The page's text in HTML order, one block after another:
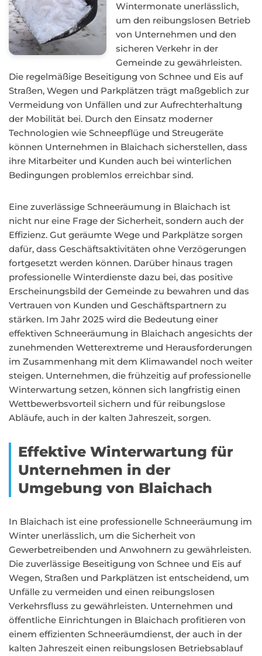
Wintermonate unerlässlich,
um den reibungslosen Betrieb
von Unternehmen und den
sicheren Verkehr in der
Gemeinde zu gewährleisten.
Die regelmäßige Beseitigung von Schnee und Eis auf
Straßen, Wegen und Parkplätzen trägt maßgeblich zur
Vermeidung von Unfällen und zur Aufrechterhaltung
der Mobilität bei. Durch den Einsatz moderner
Technologien wie Schneepflüge und Streugeräte
können Unternehmen in Blaichach sicherstellen, dass
ihre Mitarbeiter und Kunden auch bei winterlichen
Bedingungen problemlos erreichbar sind.
Eine zuverlässige Schneeräumung in Blaichach ist
nicht nur eine Frage der Sicherheit, sondern auch der
Effizienz. Gut geräumte Wege und Parkplätze sorgen
dafür, dass Geschäftsaktivitäten ohne Verzögerungen
fortgesetzt werden können. Darüber hinaus tragen
professionelle Winterdienste dazu bei, das positive
Erscheinungsbild der Gemeinde zu bewahren und das
Vertrauen von Kunden und Geschäftspartnern zu
stärken. Im Jahr 2025 wird die Bedeutung einer
effektiven Schneeräumung in Blaichach angesichts der
zunehmenden Wetterextreme und Herausforderungen
im Zusammenhang mit dem Klimawandel noch weiter
steigen. Unternehmen, die frühzeitig auf professionelle
Winterwartung setzen, können sich langfristig einen
Wettbewerbsvorteil sichern und für reibungslose
Abläufe, auch in der kalten Jahreszeit, sorgen.
Effektive Winterwartung für
Unternehmen in der
Umgebung von Blaichach
In Blaichach ist eine professionelle Schneeräumung im
Winter unerlässlich, um die Sicherheit von
Gewerbetreibenden und Anwohnern zu gewährleisten.
Die zuverlässige Beseitigung von Schnee und Eis auf
Wegen, Straßen und Parkplätzen ist entscheidend, um
Unfälle zu vermeiden und einen reibungslosen
Verkehrsfluss zu gewährleisten. Unternehmen und
öffentliche Einrichtungen in Blaichach profitieren von
einem effizienten Schneeräumdienst, der auch in der
kalten Jahreszeit einen reibungslosen Betriebsablauf